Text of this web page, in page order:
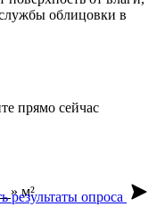
облицовки в
прямо сейчас
» м²
результаты опроса